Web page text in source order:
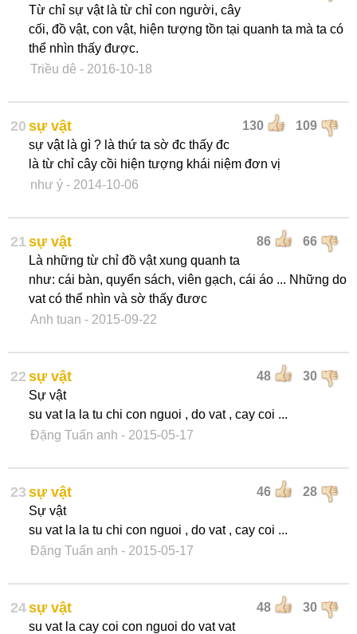
Từ chỉ sự vật là từ chỉ con người, cây
cối, đồ vật, con vật, hiện tượng tồn tại quanh ta mà ta có
thể nhìn thấy được.
Triều dê - 2016-10-18
20 130 109
sự vật
sự vật là gì ? là thứ ta sờ đc thấy đc
là từ chỉ cây cồi hiện tượng khái niệm đơn vị
như ý - 2014-10-06
21 86 66
sự vật
Là những từ chỉ đồ vật xung quanh ta
như: cái bàn, quyển sách, viên gạch, cái áo ... Những do
vat có thể nhìn và sờ thấy đươc
Anh tuan - 2015-09-22
22 48 30
sự vật
Sự vật
su vat la la tu chi con nguoi , do vat , cay coi ...
Đặng Tuấn anh - 2015-05-17
23 46 28
sự vật
Sự vật
su vat la la tu chi con nguoi , do vat , cay coi ...
Đặng Tuấn anh - 2015-05-17
24 48 30
sự vật
su vat la cay coi con nguoi do vat vat